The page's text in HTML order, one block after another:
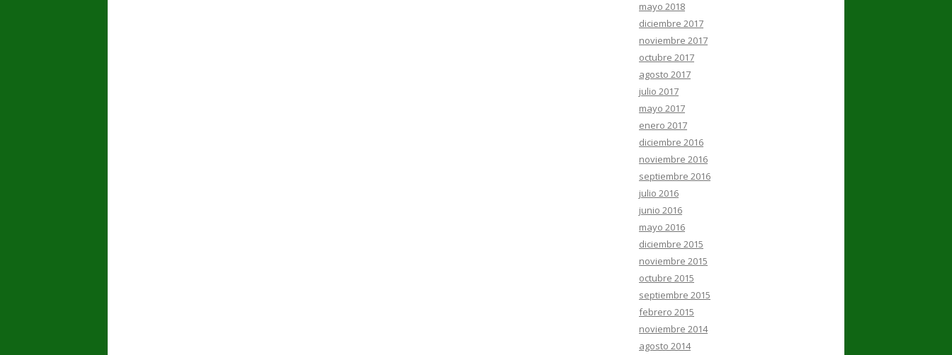
mayo 2018
diciembre 2017
noviembre 2017
octubre 2017
agosto 2017
julio 2017
mayo 2017
enero 2017
diciembre 2016
noviembre 2016
septiembre 2016
julio 2016
junio 2016
mayo 2016
diciembre 2015
noviembre 2015
octubre 2015
septiembre 2015
febrero 2015
noviembre 2014
agosto 2014